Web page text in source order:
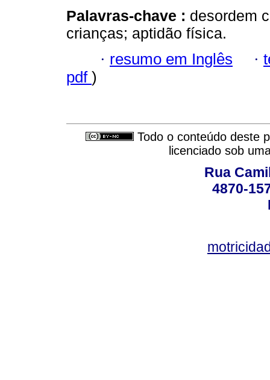
Palavras-chave : desordem
crianças; aptidão física.
· resumo em Inglês ·
pdf )
Todo o conteúdo deste
licenciado sob
Rua
4870-